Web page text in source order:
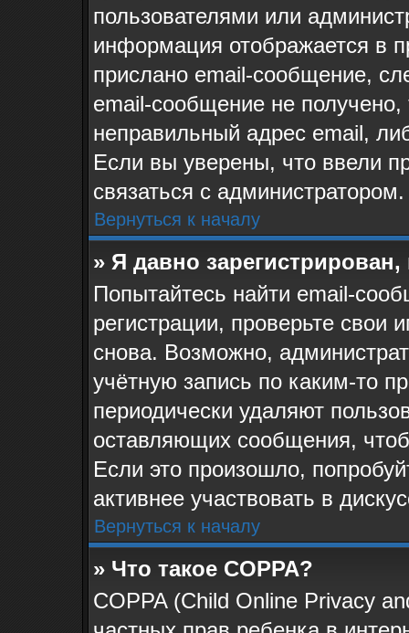
пользователями или
информация отображается в
прислано email-сообщение,
email-сообщение не
неправильный адрес email,
Если вы уверены, что ввели
связаться с администратором.
Вернуться к началу
» Я давно
Попытайтесь найти email-
регистрации, проверьте свои
снова. Возможно,
учётную запись по каким-то
периодически удаляют
оставляющих сообщения,
Если это произошло,
активнее участвовать в
Вернуться к началу
» Что такое COPPA?
COPPA (Child Online Privacy